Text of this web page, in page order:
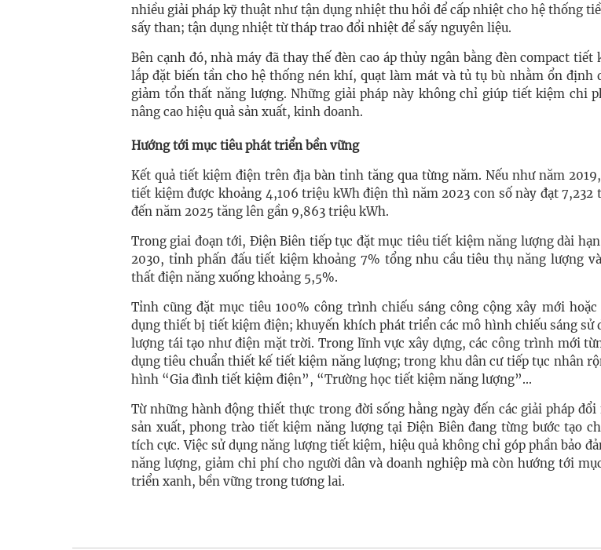
nhiều giải pháp kỹ thuật như tận dụng nhiệt thu hồi để cấp nhiệt cho hệ thống
sấy than; tận dụng nhiệt từ tháp trao đổi nhiệt để sấy nguyên liệu.
Bên cạnh đó, nhà máy đã thay thế đèn cao áp thủy ngân bằng đèn compact tiết
lắp đặt biến tần cho hệ thống nén khí, quạt làm mát và tủ tụ bù nhằm ổn định
giảm tổn thất năng lượng. Những giải pháp này không chỉ giúp tiết kiệm chi
nâng cao hiệu quả sản xuất, kinh doanh.
Hướng tới mục tiêu phát triển bền vững
Kết quả tiết kiệm điện trên địa bàn tỉnh tăng qua từng năm. Nếu như năm
tiết kiệm được khoảng 4,106 triệu kWh điện thì năm 2023 con số này đạt 7,232
đến năm 2025 tăng lên gần 9,863 triệu kWh.
Trong giai đoạn tới, Điện Biên tiếp tục đặt mục tiêu tiết kiệm năng lượng dài
2030, tỉnh phấn đấu tiết kiệm khoảng 7% tổng nhu cầu tiêu thụ năng lượng
thất điện năng xuống khoảng 5,5%.
Tỉnh cũng đặt mục tiêu 100% công trình chiếu sáng công cộng xây mới hoặc
dụng thiết bị tiết kiệm điện; khuyến khích phát triển các mô hình chiếu sáng sử
lượng tái tạo như điện mặt trời. Trong lĩnh vực xây dựng, các công trình mới
dụng tiêu chuẩn thiết kế tiết kiệm năng lượng; trong khu dân cư tiếp tục nhân
hình “Gia đình tiết kiệm điện”, “Trường học tiết kiệm năng lượng”...
Từ những hành động thiết thực trong đời sống hằng ngày đến các giải pháp
sản xuất, phong trào tiết kiệm năng lượng tại Điện Biên đang từng bước tạo
tích cực. Việc sử dụng năng lượng tiết kiệm, hiệu quả không chỉ góp phần bảo
năng lượng, giảm chi phí cho người dân và doanh nghiệp mà còn hướng tới
triển xanh, bền vững trong tương lai.